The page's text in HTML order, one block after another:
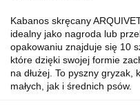
Kabanos skręcany
idealny jako nagroda lub
opakowaniu znajduje się 10
które dzięki swojej formie
na dłużej. To pyszny
małych, jak i średnich psów.